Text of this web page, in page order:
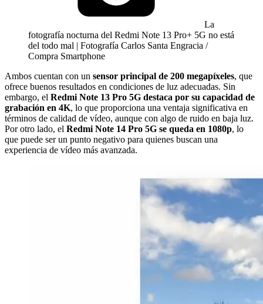
La
fotografía nocturna del Redmi Note 13 Pro+ 5G no está
del todo mal | Fotografía Carlos Santa Engracia /
Compra Smartphone
Ambos cuentan con un sensor principal de 200 megapíxeles, que
ofrece buenos resultados en condiciones de luz adecuadas. Sin
embargo, el Redmi Note 13 Pro 5G destaca por su capacidad de
grabación en 4K, lo que proporciona una ventaja significativa en
términos de calidad de vídeo, aunque con algo de ruido en baja luz.
Por otro lado, el Redmi Note 14 Pro 5G se queda en 1080p, lo
que puede ser un punto negativo para quienes buscan una
experiencia de vídeo más avanzada.